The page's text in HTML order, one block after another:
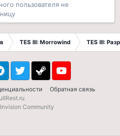
пользователя не
TES III: Morrowind TES III:
Обратная связь
Twitter Steam Youtube
Community